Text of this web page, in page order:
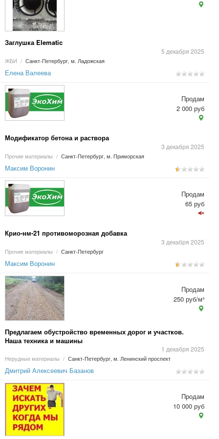
Заглушка Elematic
5 декабря 2025
ЖБИ / Санкт-Петербург, м. Ладожская
Елена Валеева
Модификатор бетона и раствора
3 декабря 2025
Прочие материалы / Санкт-Петербург, м. Приморская
Продам
2 000 руб
Максим Воронин
Крио-нм-21 противоморозная добавка
3 декабря 2025
Прочие материалы / Санкт-Петербург
Продам
65 руб
Максим Воронин
Предлагаем обустройство временных дорог и участков.
Наша техника и машины
1 декабря 2025
Нерудные материалы / Санкт-Петербург, м. Ленинский проспект
Продам
250 руб/м³
Дмитрий Алексеевич Базанов
Продам
10 000 руб